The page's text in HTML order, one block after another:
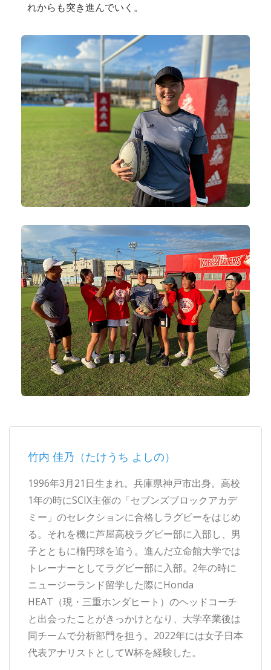
れからも突き進んでいく。
竹内 佳乃（たけうち よしの）
1996年3月21日生まれ。兵庫県神戸市出身。高校
1年の時にSCIX主催の「セブンズブロックアカデ
ミー」のセレクションに合格しラグビーをはじめ
る。それを機に芦屋高校ラグビー部に入部し、男
子とともに楕円球を追う。進んだ立命館大学では
トレーナーとしてラグビー部に入部。2年の時に
ニュージーランド留学した際にHonda
HEAT（現・三重ホンダヒート）のヘッドコーチ
と出会ったことがきっかけとなり、大学卒業後は
同チームで分析部門を担う。2022年には女子日本
代表アナリストとしてW杯を経験した。